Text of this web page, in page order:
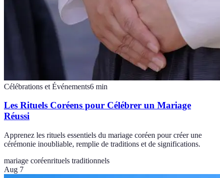
Célébrations et Événements6 min
Les Rituels Coréens pour Célébrer un Mariage
Réussi
Apprenez les rituels essentiels du mariage coréen pour créer une
cérémonie inoubliable, remplie de traditions et de significations.
mariage coréenrituels traditionnels
Aug 7